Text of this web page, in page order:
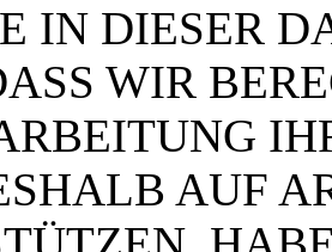
IN DIESER
WIR
AUF